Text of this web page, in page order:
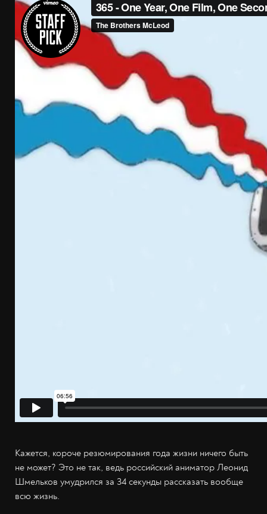
Кажется, короче резюмирования года жизни ничего быть
не может? Это не так, ведь российский аниматор Леонид
Шмельков умудрился за 34 секунды рассказать вообще
всю жизнь.